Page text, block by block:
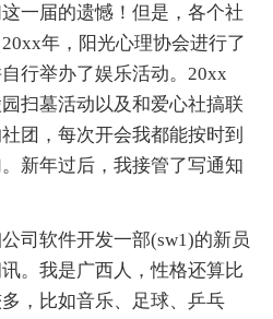
一届的遗憾！但是，各个社
年，阳光心理协会进行了
行举办了娱乐活动。20xx
扫墓活动以及和爱心社搞联
团，每次开会我都能按时到
新年过后，我接管了写通知
司软件开发一部(sw1)的新员
。我是广西人，性格还算比
，比如音乐、足球、乒乓